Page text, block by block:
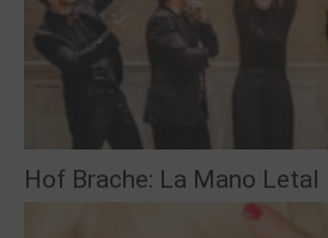
Hof Brache: La Mano Letal